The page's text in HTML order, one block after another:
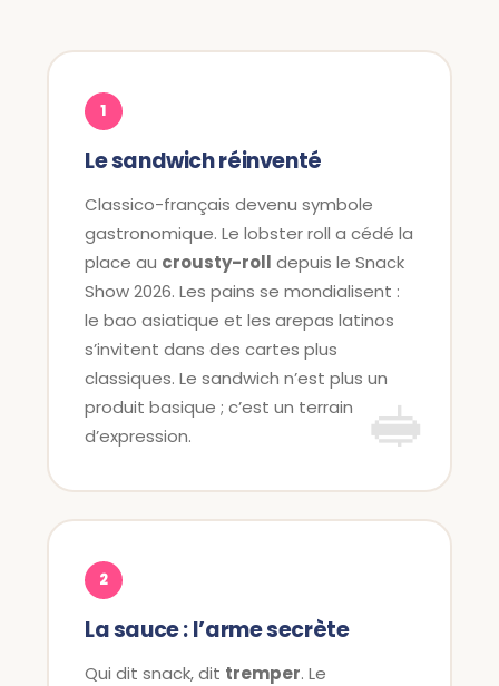
1
Le sandwich réinventé
Classico-français devenu symbole
gastronomique. Le lobster roll a cédé la
place au crousty-roll depuis le Snack
Show 2026. Les pains se mondialisent :
le bao asiatique et les arepas latinos
s’invitent dans des cartes plus
classiques. Le sandwich n’est plus un
produit basique ; c’est un terrain
d’expression.
2
La sauce : l’arme secrète
Qui dit snack, dit tremper. Le